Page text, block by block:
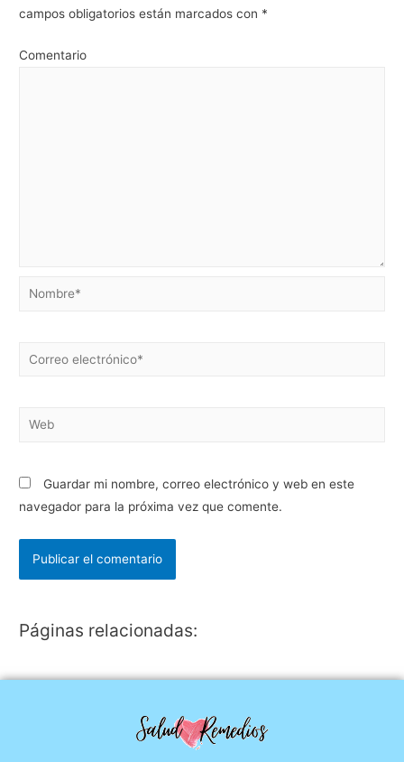
campos obligatorios están marcados con *
Comentario
Guardar mi nombre, correo electrónico y web en este
navegador para la próxima vez que comente.
Páginas relacionadas: